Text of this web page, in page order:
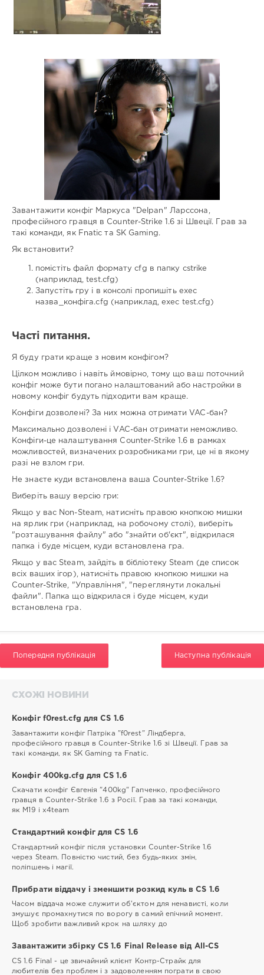
Завантажити конфіг Маркуса "Delpan" Ларссона,
професійного гравця в Counter-Strike 1.6 зі Швеції. Грав за
такі команди, як Fnatic та SK Gaming.
Як встановити?
помістіть файл формату cfg в папку cstrike
(наприклад, test.cfg)
Запустіть гру і в консолі пропишіть exec
назва_конфіга.cfg (наприклад, exec test.cfg)
Часті питання.
Я буду грати краще з новим конфігом?
Цілком можливо і навіть ймовірно, тому що ваш поточний
конфіг може бути погано налаштований або настройки в
новому конфіг будуть підходити вам краще.
Конфіги дозволені? За них можна отримати VAC-бан?
Максимально дозволені і VAC-бан отримати неможливо.
Конфіги-це налаштування Counter-Strike 1.6 в рамках
можливостей, визначених розробниками гри, це ні в якому
разі не взлом гри.
Не знаєте куди встановлена ваша Counter-Strike 1.6?
Виберіть вашу версію гри:
Якщо у вас Non-Steam, натисніть правою кнопкою мишки
на ярлик гри (наприклад, на робочому столі), виберіть
"розташування файлу" або "знайти об'єкт", відкрилася
папка і буде місцем, куди встановлена гра.
Якщо у вас Steam, зайдіть в бібліотеку Steam (де список
всіх ваших ігор), натисніть правою кнопкою мишки на
Counter-Strike, "Управління", "переглянути локальні
файли". Папка що відкрилася і буде місцем, куди
встановлена гра.
Попередня публікація Наступна публікація
СХОЖІ НОВИНИ
Конфіг f0rest.cfg для CS 1.6
Завантажити конфіг Патріка "f0rest" Ліндберга,
професійного гравця в Counter-Strike 1.6 зі Швеції. Грав за
такі команди, як SK Gaming та Fnatic.
Конфіг 400kg.cfg для CS 1.6
Скачати конфіг Євгенія "400kg" Гапченко, професійного
гравця в Counter-Strike 1.6 з Росії. Грав за такі команди,
як М19 і x4team
Стандартний конфіг для CS 1.6
Стандартний конфіг після установки Counter-Strike 1.6
через Steam. Повністю чистий, без будь-яких змін,
поліпшень і магії.
Прибрати віддачу і зменшити розкид куль в CS 1.6
Часом віддача може служити об'єктом для ненависті, коли
змушує промахнутися по ворогу в самий епічний момент.
Щоб зробити важливий крок на шляху до
Завантажити збірку CS 1.6 Final Release від All-CS
CS 1.6 Final - це звичайний клієнт Контр-Cтрайк для
любителів без проблем і з задоволенням пограти в свою